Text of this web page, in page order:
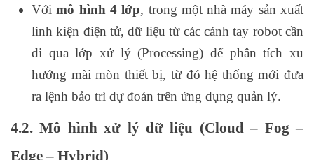
Vớimô hình 4 lớp, trong một nhà máy sản xuất
linh kiện điện tử, dữ liệu từ các cánh tay robot cần
đi qua lớp xử lý (Processing) để phân tích xu
hướng mài mòn thiết bị, từ đó hệ thống mới đưa
ra lệnh bảo trì dự đoán trên ứng dụng quản lý.
4.2. Mô hình xử lý dữ liệu (Cloud – Fog –
Edge – Hybrid)